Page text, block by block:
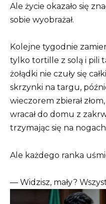
Ale życie okazało się
sobie wyobrażał.
Kolejne tygodnie
tylko tortille z solą i pili
żołądki nie czuły się
skrzynki na targu,
wieczorem zbierał
wracał do domu z
trzymając się na
Ale każdego ranka
— Widzisz, mały?